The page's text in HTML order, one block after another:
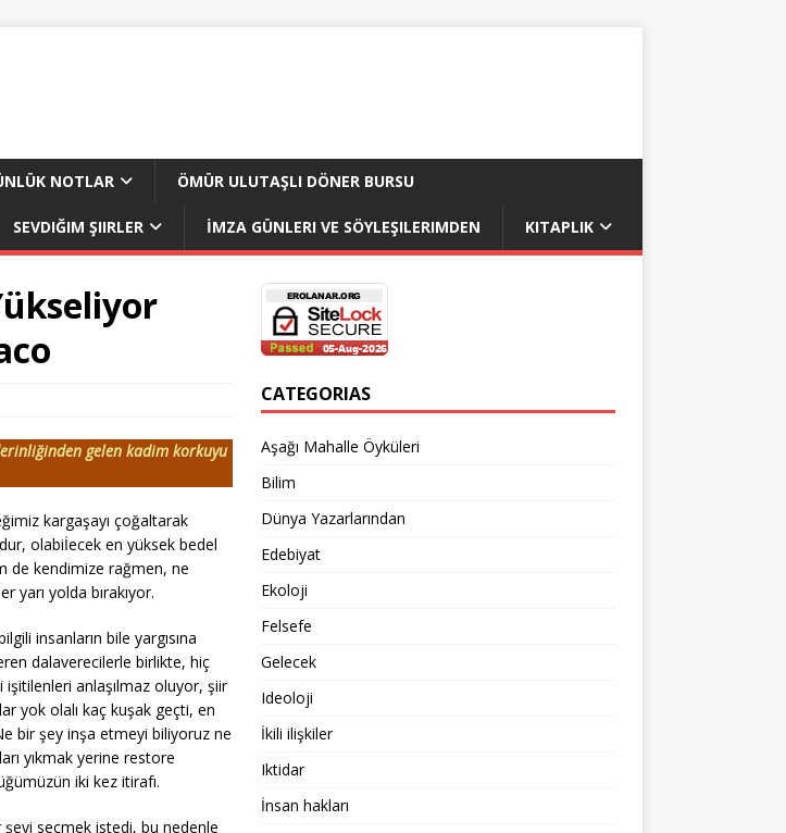
NOTLAR ÖMÜR ULUTAŞLI DÖNER BURSU
SEVDIĞIM ŞIIRLER İMZA GÜNLERI VE SÖYLEŞILERIMDEN KITAPLIK
gelen kadim korkuyu
kargaşayı çoğaltarak
olabiİecek en yüksek bedel
de kendimize rağmen, ne
yarı yolda bırakıyor.
insanların bile yargısına
dalaverecilerle birlikte, hiç
işitilenleri anlaşılmaz oluyor, şiir
yok olalı kaç kuşak geçti, en
bir şey inşa etmeyi biliyoruz ne
yıkmak yerine restore
iki kez itirafı.
şeyi seçmek istedi, bu nedenle
CATEGORIAS
Aşağı Mahalle Öyküleri
Bilim
Dünya Yazarlarından
Edebiyat
Ekoloji
Felsefe
Gelecek
Ideoloji
İkili ilişkiler
Iktidar
İnsan hakları